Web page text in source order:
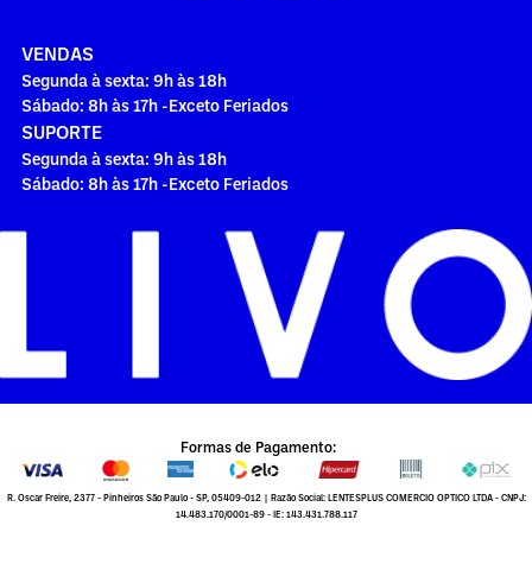
VENDAS
Segunda à sexta: 9h às 18h
Sábado: 8h às 17h -Exceto Feriados
SUPORTE
Segunda à sexta: 9h às 18h
Sábado: 8h às 17h -Exceto Feriados
Formas de Pagamento:
R. Oscar Freire, 2377 - Pinheiros São Paulo - SP, 05409-012 | Razão Social: LENTESPLUS COMERCIO OPTICO LTDA - CNPJ:
14.483.170/0001-89 - IE: 143.431.788.117